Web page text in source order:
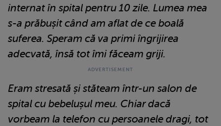
internat în spital pentru 10 zile. Lumea mea
s-a prăbușit când am aflat de ce boală
suferea. Speram că va primi îngrijirea
adecvată, însă tot îmi făceam griji.
Eram stresată și stăteam într-un salon de
spital cu bebelușul meu. Chiar dacă
vorbeam la telefon cu persoanele dragi, tot